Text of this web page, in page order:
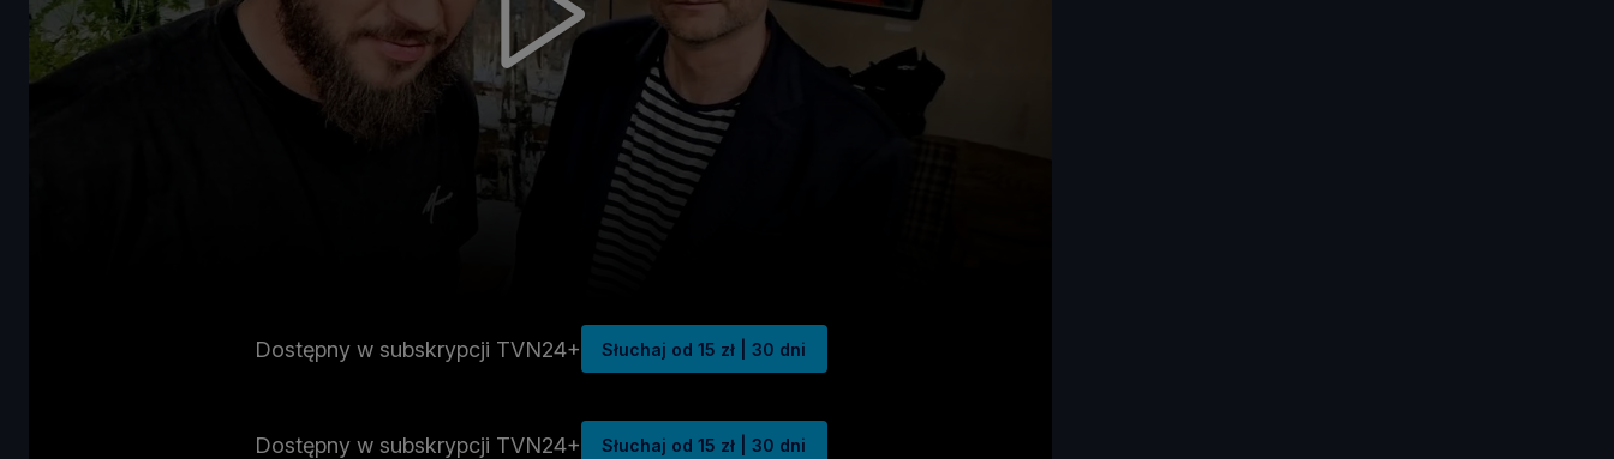
Dostępny w subskrypcji TVN24+ Słuchaj od 15 zł | 30 dni
Dostępny w subskrypcji TVN24+ Słuchaj od 15 zł | 30 dni